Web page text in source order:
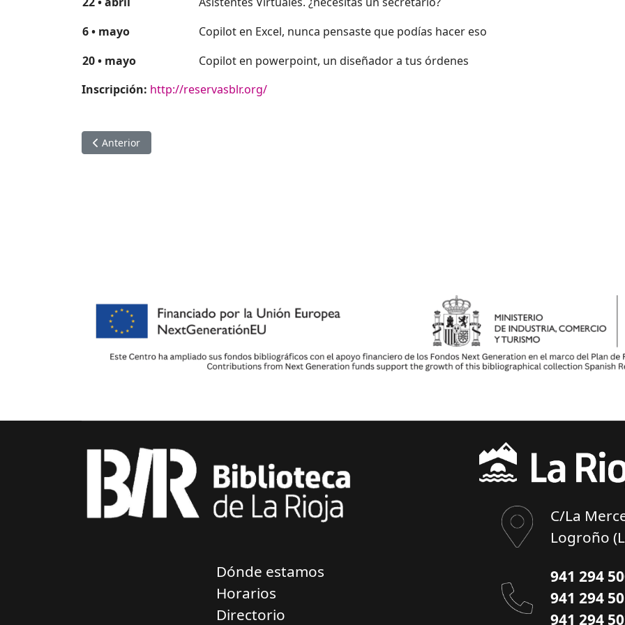
6• mayo
Copilot en Excel, nunca pensaste que podías hacer eso
20• mayo
Copilot en powerpoint, un diseñador a tus órdenes
Inscripción: http://reservasblr.org/
Artículo anterior: Consultorio tecnológico ¿Tienes problemas con tus dispositivos móviles?¿Necesitas ayuda en tus
Anterior
Dónde estamos
Horarios
Directorio
C/La
Logroño
941 294
941 294
941 294